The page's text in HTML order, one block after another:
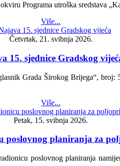
Programa utroška sredstava
Više...
Četvrtak, 21. svibnja 2026.
15. sjednice Gradskog
Grada Širokog Brijega“, broj:
Više...
Petak, 15. svibnja 2026.
poslovnog planiranja za
poslovnog planiranja